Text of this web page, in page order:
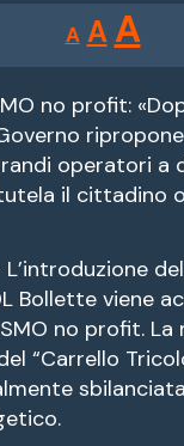
A
Reducir
tamaño
de
fuente.
A
de
A
de
no profit:
operatori a
il cittadino
L’introduzione
Bollette viene
no profit.
“Carrello